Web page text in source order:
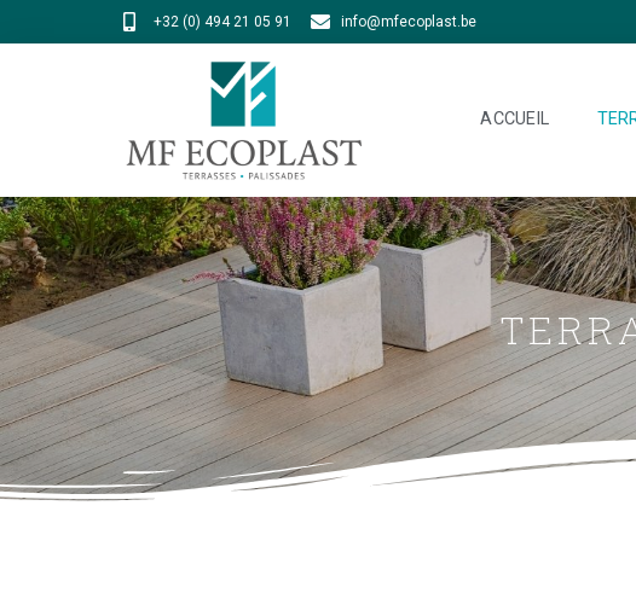
+32 (0) 494 21 05 91 info@mfecoplast.be
ACCUEIL